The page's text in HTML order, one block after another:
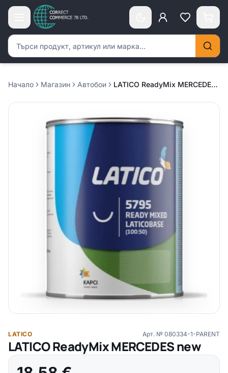
Търсене на продукти
Начало Магазин Автобои LATICO ReadyMix MERCEDES new
LATICO Арт. № 080334-1-PARENT
LATICO ReadyMix MERCEDES new